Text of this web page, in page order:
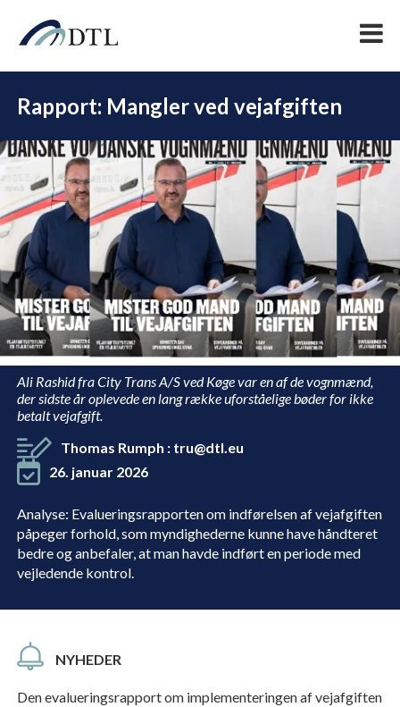
NYHEDER
Rapport: Mangler ved vejafgiften
Analyse: Evalueringsrapporten om indførelsen af vejafgiften
påpeger forhold, som myndighederne kunne have håndteret
bedre og anbefaler, at man havde indført en periode med
vejledende kontrol.
Ali Rashid fra City Trans A/S ved Køge var en af de vognmænd,
der sidste år oplevede en lang række uforståelige bøder for ikke
betalt vejafgift.
Thomas Rumph : tru@dtl.eu
26. januar 2026
Den evalueringsrapport om implementeringen af vejafgiften